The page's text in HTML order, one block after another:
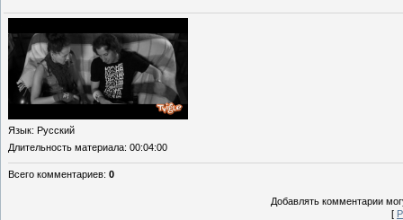
Язык: Русский
Длительность материала: 00:04:00
Всего комментариев: 0
Добавлять комментарии
[